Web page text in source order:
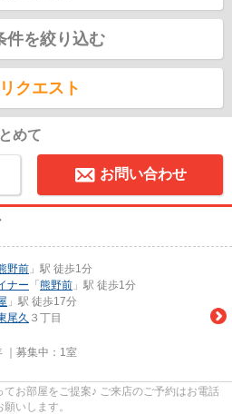
件を絞り込む
クエスト
めて
お問い合わせ
野前 」駅 徒歩1分
ナー 「 熊野前 」駅 徒歩1分
」駅 徒歩17分
尾久 ３丁目
募集中： 1室
お部屋をご提案♪ ご来店のご予約はお電話
いします。